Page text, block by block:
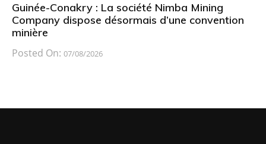
Guinée-Conakry : La société Nimba Mining
Company dispose désormais d’une convention
minière
Posted On: 07/08/2026